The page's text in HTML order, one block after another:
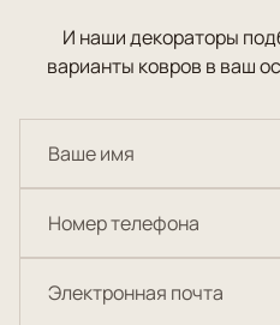
И наши декораторы
варианты ковров в ваш